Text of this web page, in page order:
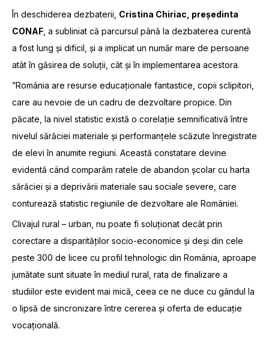
În deschiderea dezbaterii, Cristina Chiriac, președinta
CONAF, a subliniat că parcursul până la dezbaterea curentă
a fost lung și dificil, și a implicat un număr mare de persoane
atât în găsirea de soluții, cât și în implementarea acestora.
”România are resurse educaționale fantastice, copii sclipitori,
care au nevoie de un cadru de dezvoltare propice. Din
păcate, la nivel statistic există o corelație semnificativă între
nivelul sărăciei materiale și performanțele scăzute înregistrate
de elevi în anumite regiuni. Această constatare devine
evidentă când comparăm ratele de abandon școlar cu harta
sărăciei și a deprivării materiale sau sociale severe, care
conturează statistic regiunile de dezvoltare ale României.
Clivajul rural – urban, nu poate fi soluționat decât prin
corectare a disparităților socio-economice și deși din cele
peste 300 de licee cu profil tehnologic din România, aproape
jumătate sunt situate în mediul rural, rata de finalizare a
studiilor este evident mai mică, ceea ce ne duce cu gândul la
o lipsă de sincronizare între cererea și oferta de educație
vocațională.